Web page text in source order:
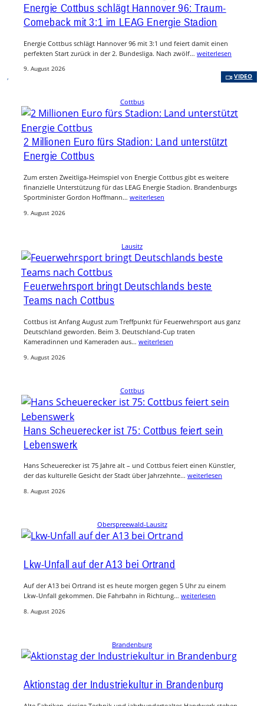
, VIDEO
Energie Cottbus schlägt Hannover 96: Traum-
Comeback mit 3:1 im LEAG Energie Stadion
Energie Cottbus schlägt Hannover 96 mit 3:1 und feiert damit einen
perfekten Start zurück in der 2. Bundesliga. Nach zwölf… weiterlesen
9. August 2026
Cottbus
2 Millionen Euro fürs Stadion: Land unterstützt
Energie Cottbus
Zum ersten Zweitliga-Heimspiel von Energie Cottbus gibt es weitere
finanzielle Unterstützung für das LEAG Energie Stadion. Brandenburgs
Sportminister Gordon Hoffmann… weiterlesen
9. August 2026
Lausitz
Feuerwehrsport bringt Deutschlands beste
Teams nach Cottbus
Cottbus ist Anfang August zum Treffpunkt für Feuerwehrsport aus ganz
Deutschland geworden. Beim 3. Deutschland-Cup traten
Kameradinnen und Kameraden aus… weiterlesen
9. August 2026
Cottbus
Hans Scheuerecker ist 75: Cottbus feiert sein
Lebenswerk
Hans Scheuerecker ist 75 Jahre alt – und Cottbus feiert einen Künstler,
der das kulturelle Gesicht der Stadt über Jahrzehnte… weiterlesen
8. August 2026
Oberspreewald-Lausitz
Lkw-Unfall auf der A13 bei Ortrand
Auf der A13 bei Ortrand ist es heute morgen gegen 5 Uhr zu einem
Lkw-Unfall gekommen. Die Fahrbahn in Richtung… weiterlesen
8. August 2026
Brandenburg
Aktionstag der Industriekultur in Brandenburg